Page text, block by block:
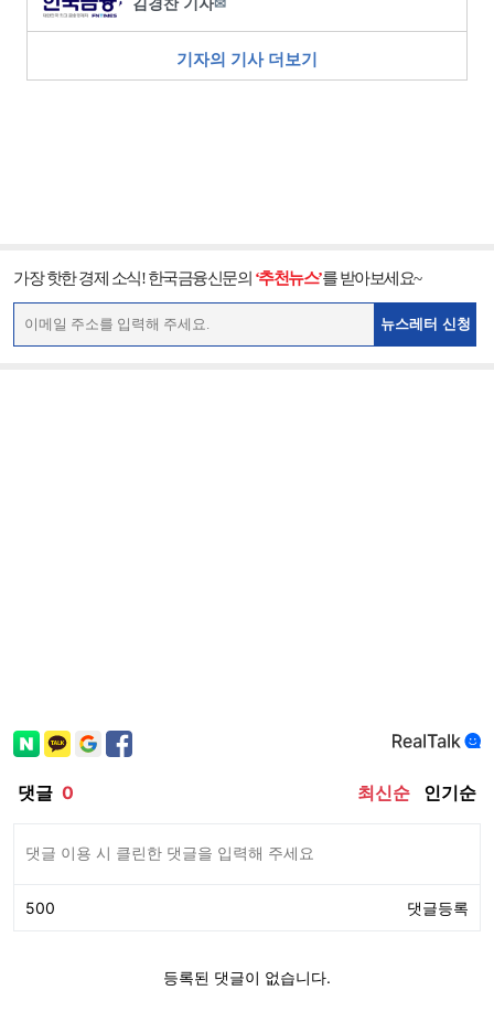
김경찬 기자✉
기자의 기사 더보기
가장 핫한 경제 소식! 한국금융신문의 ‘추천뉴스’를 받아보세요~
뉴스레터 신청